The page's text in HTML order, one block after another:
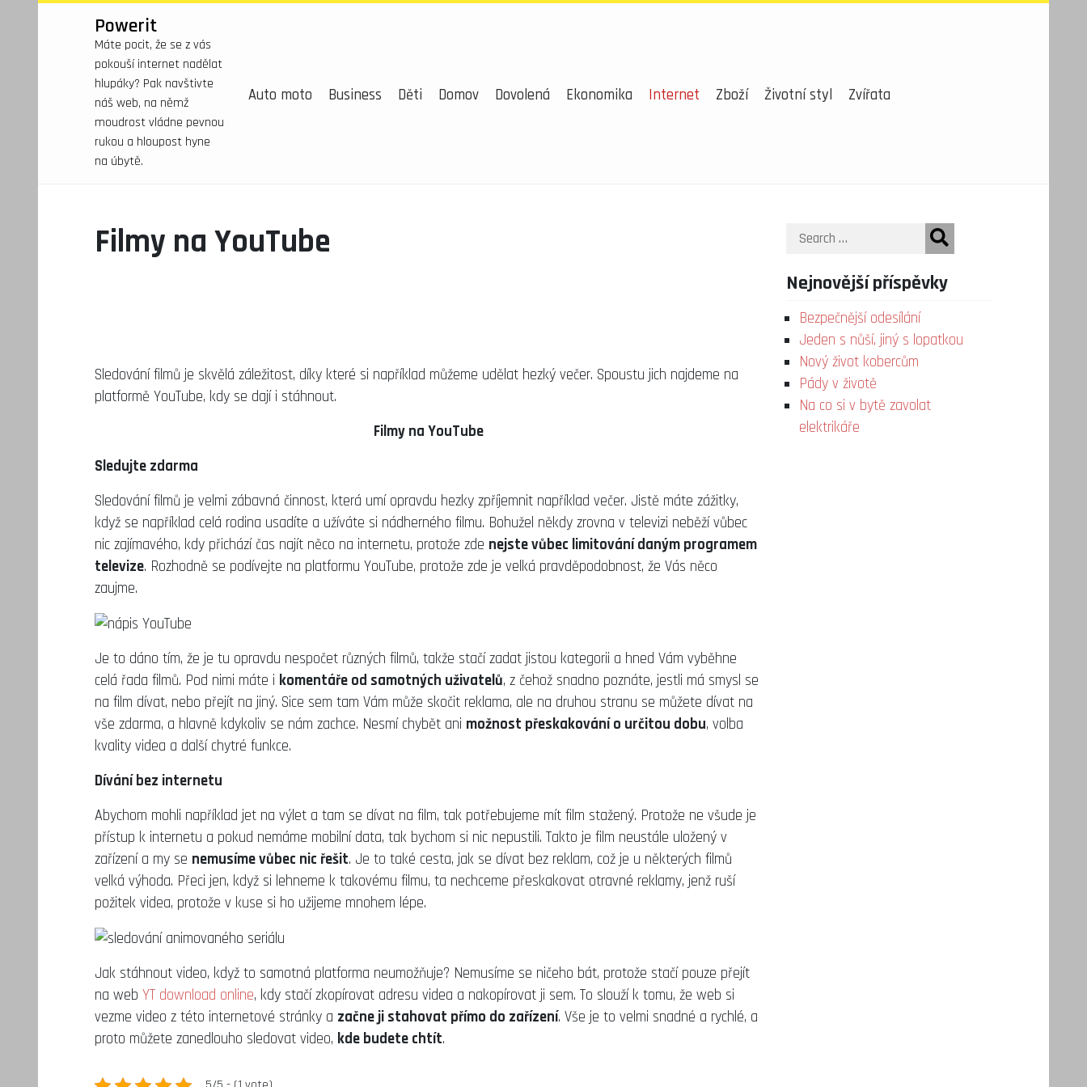
Powerit
Máte pocit, že se z vás
pokouší internet nadělat
hlupáky? Pak navštivte
náš web, na němž
moudrost vládne pevnou
rukou a hloupost hyne
na úbytě.
Auto moto Business Děti Domov Dovolená Ekonomika Internet Zboží Životní styl Zvířata
Filmy na YouTube
Sledování filmů je skvělá záležitost, díky které si například můžeme udělat hezký večer. Spoustu jich najdeme na
platformě YouTube, kdy se dají i stáhnout.
Filmy na YouTube
Sledujte zdarma
Sledování filmů je velmi zábavná činnost, která umí opravdu hezky zpříjemnit například večer. Jistě máte zážitky,
když se například celá rodina usadíte a užíváte si nádherného filmu. Bohužel někdy zrovna v televizi neběží vůbec
nic zajímavého, kdy přichází čas najít něco na internetu, protože zde nejste vůbec limitování daným programem
televize. Rozhodně se podívejte na platformu YouTube, protože zde je velká pravděpodobnost, že Vás něco
zaujme.
Je to dáno tím, že je tu opravdu nespočet různých filmů, takže stačí zadat jistou kategorii a hned Vám vyběhne
celá řada filmů. Pod nimi máte i komentáře od samotných uživatelů, z čehož snadno poznáte, jestli má smysl se
na film dívat, nebo přejít na jiný. Sice sem tam Vám může skočit reklama, ale na druhou stranu se můžete dívat na
vše zdarma, a hlavně kdykoliv se nám zachce. Nesmí chybět ani možnost přeskakování o určitou dobu, volba
kvality videa a další chytré funkce.
Dívání bez internetu
Abychom mohli například jet na výlet a tam se dívat na film, tak potřebujeme mít film stažený. Protože ne všude je
přístup k internetu a pokud nemáme mobilní data, tak bychom si nic nepustili. Takto je film neustále uložený v
zařízení a my se nemusíme vůbec nic řešit. Je to také cesta, jak se dívat bez reklam, což je u některých filmů
velká výhoda. Přeci jen, když si lehneme k takovému filmu, ta nechceme přeskakovat otravné reklamy, jenž ruší
požitek videa, protože v kuse si ho užijeme mnohem lépe.
Jak stáhnout video, když to samotná platforma neumožňuje? Nemusíme se ničeho bát, protože stačí pouze přejít
na web YT download online, kdy stačí zkopírovat adresu videa a nakopírovat ji sem. To slouží k tomu, že web si
vezme video z této internetové stránky a začne ji stahovat přímo do zařízení. Vše je to velmi snadné a rychlé, a
proto můžete zanedlouho sledovat video, kde budete chtít.
Search
Nejnovější příspěvky
Bezpečnější odesílání
Jeden s nůší, jiný s lopatkou
Nový život kobercům
Pády v životě
Na co si v bytě zavolat
elektrikáře